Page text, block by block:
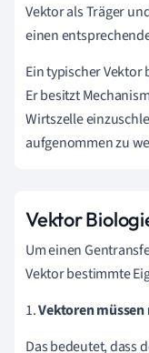
Vektor als Träger
einen
Ein typischer Vektor
Er besitzt
Wirtszelle
aufgenommen zu
Vektor
Um einen
Vektor bestimmte
1.Vektoren
Das bedeutet, dass